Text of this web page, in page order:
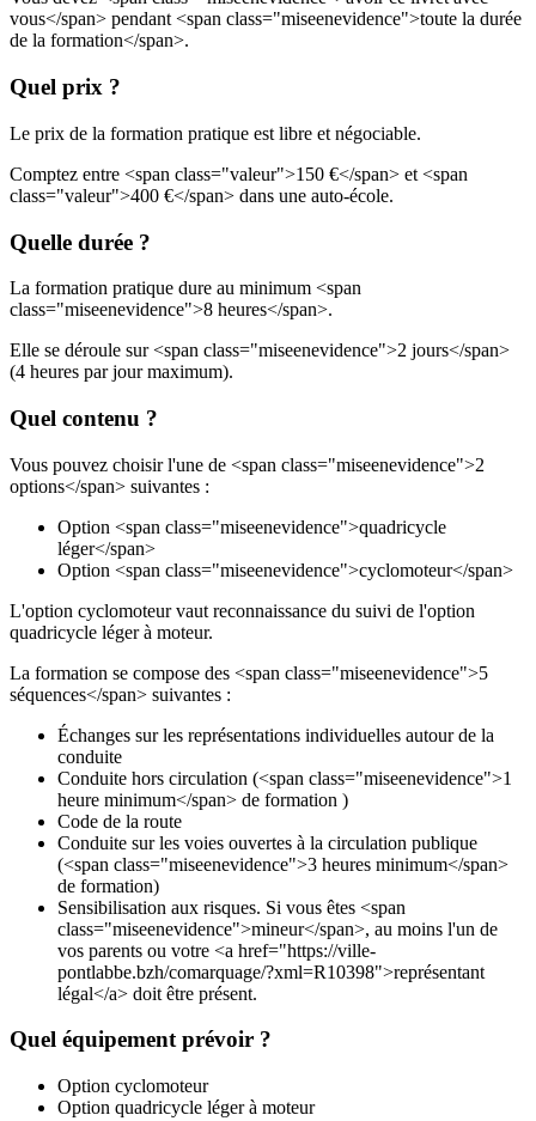
vous</span> pendant <span class="miseenevidence">toute la durée
de la formation</span>.
Quel prix ?
Le prix de la formation pratique est libre et négociable.
Comptez entre <span class="valeur">150 €</span> et <span
class="valeur">400 €</span> dans une auto-école.
Quelle durée ?
La formation pratique dure au minimum <span
class="miseenevidence">8 heures</span>.
Elle se déroule sur <span class="miseenevidence">2 jours</span>
(4 heures par jour maximum).
Quel contenu ?
Vous pouvez choisir l'une de <span class="miseenevidence">2
options</span> suivantes :
Option <span class="miseenevidence">quadricycle
léger</span>
Option <span class="miseenevidence">cyclomoteur</span>
L'option cyclomoteur vaut reconnaissance du suivi de l'option
quadricycle léger à moteur.
La formation se compose des <span class="miseenevidence">5
séquences</span> suivantes :
Échanges sur les représentations individuelles autour de la
conduite
Conduite hors circulation (<span class="miseenevidence">1
heure minimum</span> de formation )
Code de la route
Conduite sur les voies ouvertes à la circulation publique
(<span class="miseenevidence">3 heures minimum</span>
de formation)
Sensibilisation aux risques. Si vous êtes <span
class="miseenevidence">mineur</span>, au moins l'un de
vos parents ou votre <a href="https://ville-
pontlabbe.bzh/comarquage/?xml=R10398">représentant
légal</a> doit être présent.
Quel équipement prévoir ?
Option cyclomoteur
Option quadricycle léger à moteur